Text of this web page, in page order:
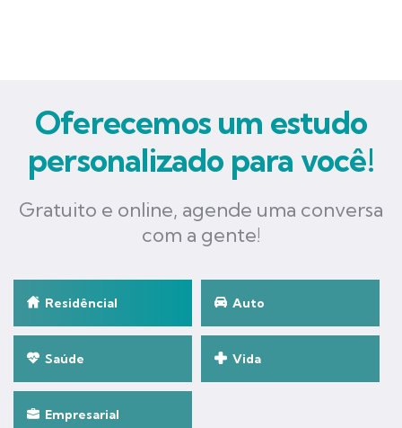
Oferecemos um estudo
personalizado para você!
Gratuito e online, agende uma conversa
com a gente!
Residêncial Auto
Saúde Vida
Empresarial